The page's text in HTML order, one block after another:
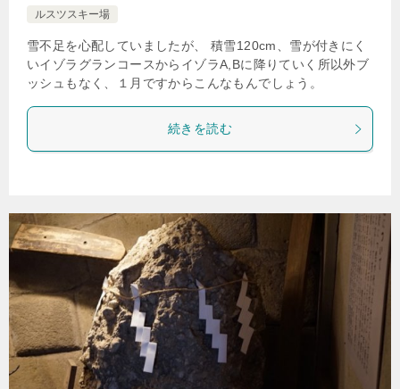
ルスツスキー場
雪不足を心配していましたが、 積雪120cm、雪が付きにく
いイゾラグランコースからイゾラA,Bに降りていく所以外ブ
ッシュもなく、１月ですからこんなもんでしょう。
続きを読む